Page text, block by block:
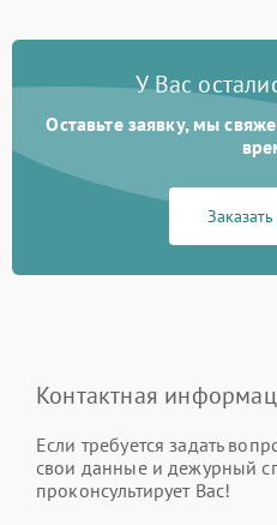
У Вас
Оставьте заявку, мы
Контактная
Если требуется задать
свои данные и дежурный
проконсультирует Вас!